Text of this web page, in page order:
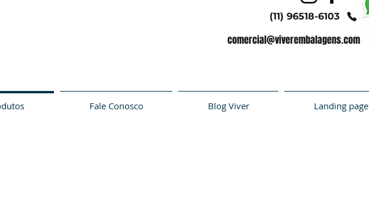
(11) 96518-6103
comercial@viverembalagens.com
Fale Conosco Blog Viver Landing page